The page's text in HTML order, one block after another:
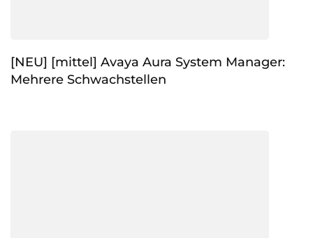
[NEU] [mittel] Avaya Aura System Manager:
Mehrere Schwachstellen